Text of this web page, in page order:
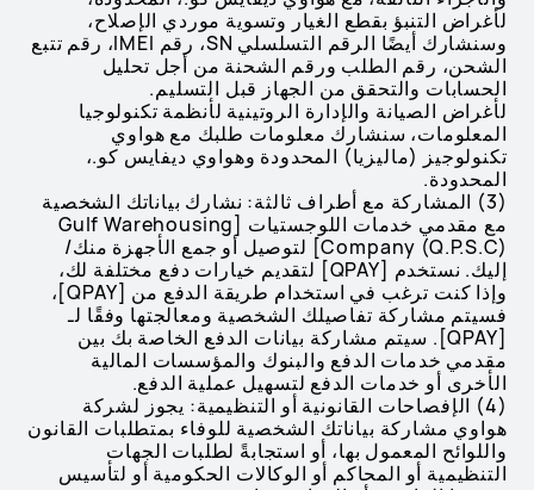
لأغراض التنبؤ بقطع الغيار وتسوية موردي الإصلاح،
وسنشارك أيضًا الرقم التسلسلي SN، رقم IMEI، رقم تتبع
الشحن، رقم الطلب ورقم الشحنة من أجل تحليل
الحسابات والتحقق من الجهاز قبل التسليم.
لأغراض الصيانة والإدارة الروتينية لأنظمة تكنولوجيا
المعلومات، سنشارك معلومات طلبك مع هواوي
تكنولوجيز (ماليزيا) المحدودة وهواوي ديفايس كو.،
المحدودة.
(3) المشاركة مع أطراف ثالثة: نشارك بياناتك الشخصية
مع مقدمي خدمات اللوجستيات [Gulf Warehousing
Company (Q.P.S.C)] لتوصيل أو جمع الأجهزة منك/
إليك. نستخدم [QPAY] لتقديم خيارات دفع مختلفة لك،
وإذا كنت ترغب في استخدام طريقة الدفع من [QPAY]،
فسيتم مشاركة تفاصيلك الشخصية ومعالجتها وفقًا لـ
[QPAY]. سيتم مشاركة بيانات الدفع الخاصة بك بين
مقدمي خدمات الدفع والبنوك والمؤسسات المالية
الأخرى أو خدمات الدفع لتسهيل عملية الدفع.
(4) الإفصاحات القانونية أو التنظيمية: يجوز لشركة
هواوي مشاركة بياناتك الشخصية للوفاء بمتطلبات القانون
واللوائح المعمول بها، أو استجابةً لطلبات الجهات
التنظيمية أو المحاكم أو الوكالات الحكومية أو لتأسيس